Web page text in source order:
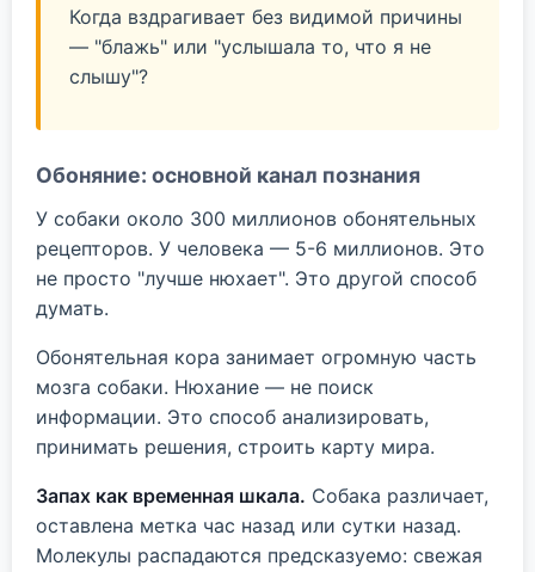
Когда вздрагивает без видимой причины
— "блажь" или "услышала то, что я не
слышу"?
Обоняние: основной канал познания
У собаки около 300 миллионов обонятельных
рецепторов. У человека — 5-6 миллионов. Это
не просто "лучше нюхает". Это другой способ
думать.
Обонятельная кора занимает огромную часть
мозга собаки. Нюхание — не поиск
информации. Это способ анализировать,
принимать решения, строить карту мира.
Запах как временная шкала. Собака различает,
оставлена метка час назад или сутки назад.
Молекулы распадаются предсказуемо: свежая